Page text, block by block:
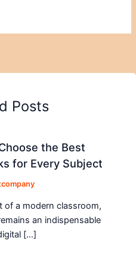
Posts
the Best
for Every Subject
of a modern classroom,
an indispensable
[…]